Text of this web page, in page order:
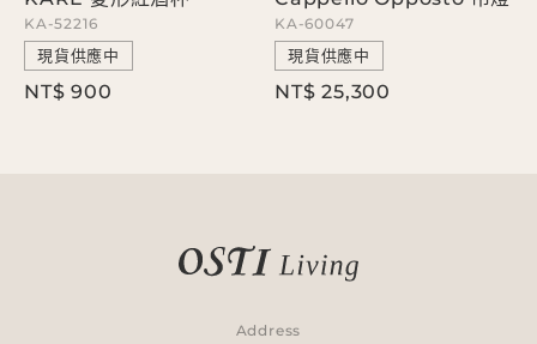
KA-52216
現貨供應中
NT$ 900
KA-60047
現貨供應中
NT$ 25,300
Address